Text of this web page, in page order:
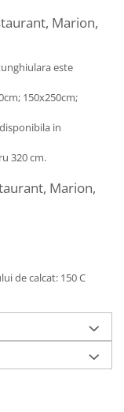
Marion,
este
150x250cm;
in
320 cm.
Marion,
de calcat: 150 C